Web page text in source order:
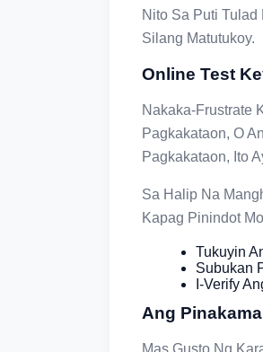
Nito Sa Puti
Silang Matutukoy.
Online Test
Nakaka-Frustrate
Pagkakataon, O
Pagkakataon, Ito
Sa Halip Na
Kapag Pinindot
Tukuyin
Subukan
I-Verify
Ang
Mas Gusto Ng